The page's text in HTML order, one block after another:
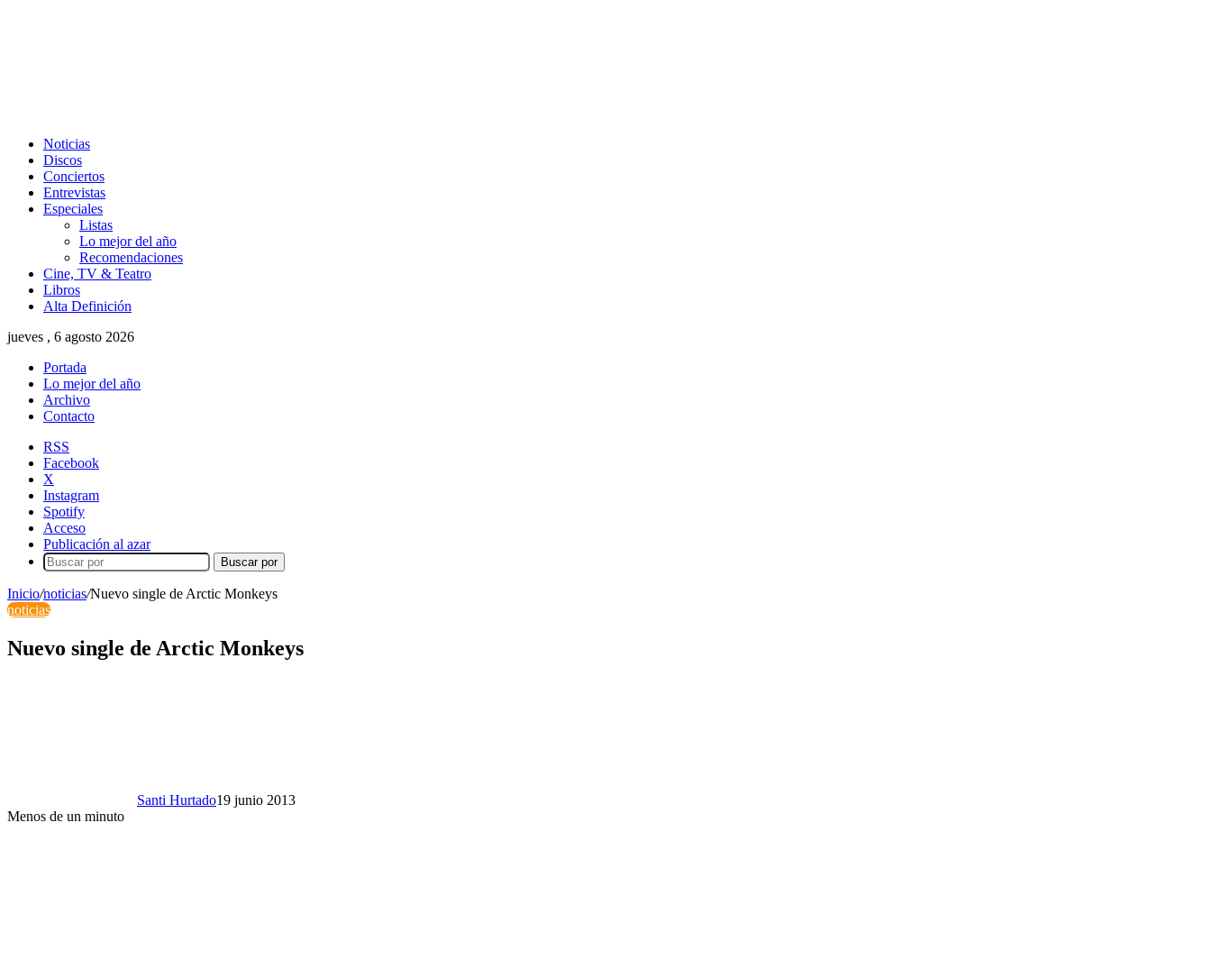
Noticias
Discos
Conciertos
Entrevistas
Especiales
Listas
Lo mejor del año
Recomendaciones
Cine, TV & Teatro
Libros
Alta Definición
jueves , 6 agosto 2026
Portada
Lo mejor del año
Archivo
Contacto
RSS
Facebook
X
Instagram
Spotify
Acceso
Publicación al azar
Buscar por
Inicio/noticias/Nuevo single de Arctic Monkeys
noticias
Nuevo single de Arctic Monkeys
Santi Hurtado19 junio 2013
Menos de un minuto